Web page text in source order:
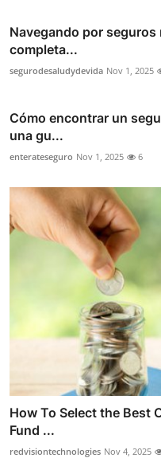
Navegando por
completa...
segurodesaludydevida Nov 1, 2025
Cómo encontrar un
una gu...
enterateseguro Nov 1, 2025 6
How To Select the Best
Fund ...
redvisiontechnologies Nov 4, 2025